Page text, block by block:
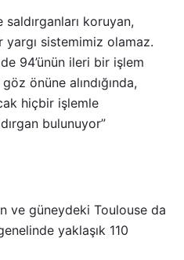
koruyan,
sistemimiz olamaz.
94’ünün ileri bir işlem
önüne alındığında,
hiçbir işlemle
bulunuyor”
ve güneydeki Toulouse da
yaklaşık 110